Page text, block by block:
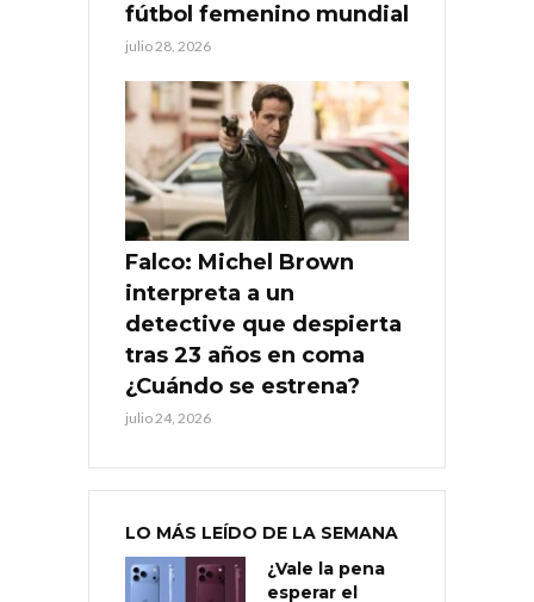
fútbol femenino mundial
julio 28, 2026
Falco: Michel Brown
interpreta a un
detective que despierta
tras 23 años en coma
¿Cuándo se estrena?
julio 24, 2026
LO MÁS LEÍDO DE LA SEMANA
¿Vale la pena
esperar el